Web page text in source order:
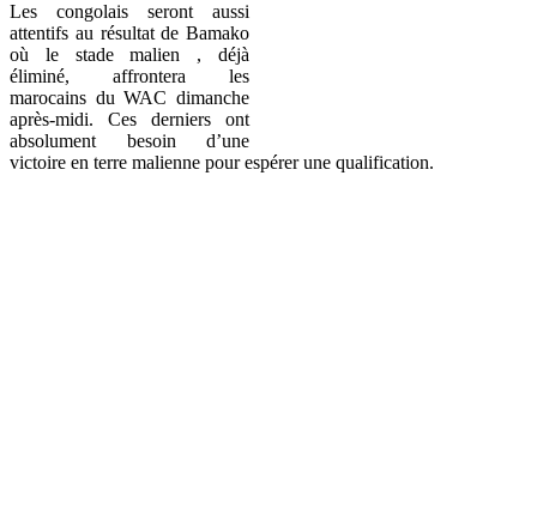
Les congolais seront aussi
attentifs au résultat de Bamako
où le stade malien , déjà
éliminé, affrontera les
marocains du WAC dimanche
après-midi. Ces derniers ont
absolument besoin d’une
victoire en terre malienne pour espérer une qualification.